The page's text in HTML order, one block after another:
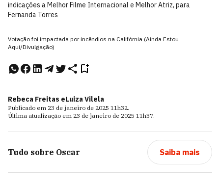
indicações a Melhor Filme Internacional e Melhor Atriz, para
Fernanda Torres
Votação foi impactada por incêndios na Califórnia (Ainda Estou
Aqui/Divulgação)
Rebeca Freitas eLuiza Vilela
Publicado em 23 de janeiro de 2025 11h32.
Última atualização em 23 de janeiro de 2025 11h37.
Tudo sobre Oscar Saiba mais